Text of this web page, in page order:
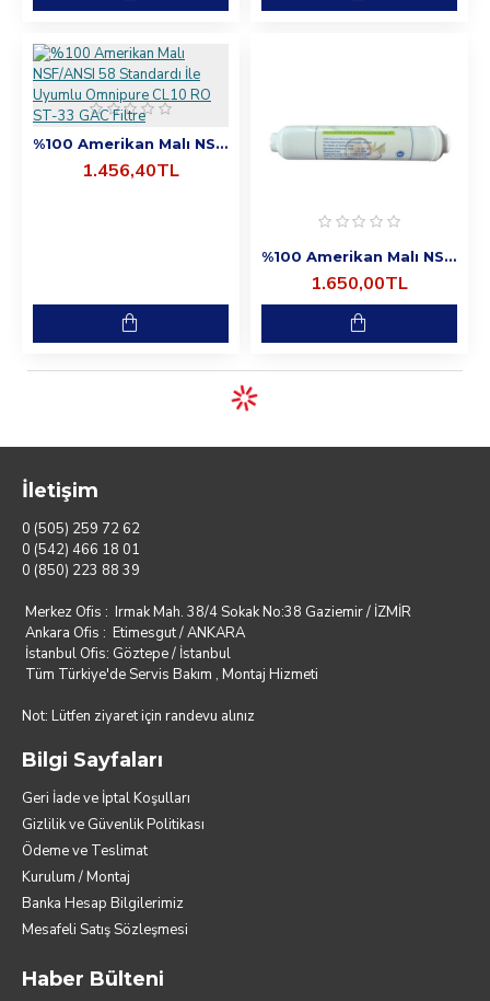
%100 Amerikan Malı NSF/ANSI 58 Standardı İle Uyumlu Omnipure CL10 RO ST-33 GAC Filtre
1.456,40TL
%100 Amerikan Malı NSF/ANSI 58 Standardı İle Uyumlu Post Karbon Coconut Euro Karbon Filtre
1.650,00TL
İletişim
0 (505) 259 72 62
0 (542) 466 18 01
0 (850) 223 88 39
Merkez Ofis : Irmak Mah. 38/4 Sokak No:38 Gaziemir / İZMİR
Ankara Ofis : Etimesgut / ANKARA
İstanbul Ofis: Göztepe / İstanbul
Tüm Türkiye'de Servis Bakım , Montaj Hizmeti
Not: Lütfen ziyaret için randevu alınız
Bilgi Sayfaları
Geri İade ve İptal Koşulları
Gizlilik ve Güvenlik Politikası
Ödeme ve Teslimat
Kurulum / Montaj
Banka Hesap Bilgilerimiz
Mesafeli Satış Sözleşmesi
Haber Bülteni